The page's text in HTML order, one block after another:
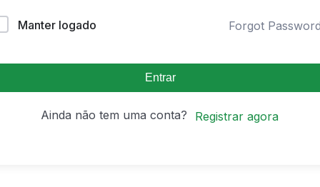
Manter logado Forgot
Entrar
Ainda não tem uma conta? Registrar agora